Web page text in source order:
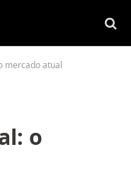
mercado atual
o